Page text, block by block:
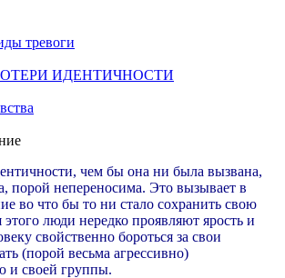
тревоги
ИДЕНТИЧНОСТИ
чем бы она ни была вызвана,
порой непереносима. Это вызывает в
во что бы то ни стало сохранить свою
люди нередко проявляют ярость и
свойственно бороться за свои
(порой весьма агрессивно)
и своей группы.